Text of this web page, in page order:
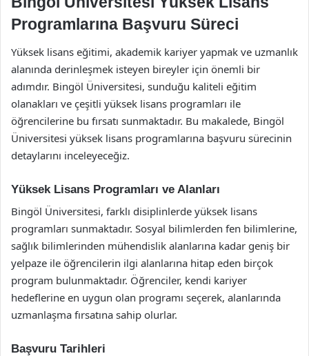
Programlarına Başvuru Süreci
Yüksek lisans eğitimi, akademik kariyer yapmak ve uzmanlık
alanında derinleşmek isteyen bireyler için önemli bir
adımdır. Bingöl Üniversitesi, sunduğu kaliteli eğitim
olanakları ve çeşitli yüksek lisans programları ile
öğrencilerine bu fırsatı sunmaktadır. Bu makalede, Bingöl
Üniversitesi yüksek lisans programlarına başvuru sürecinin
detaylarını inceleyeceğiz.
Yüksek Lisans Programları ve Alanları
Bingöl Üniversitesi, farklı disiplinlerde yüksek lisans
programları sunmaktadır. Sosyal bilimlerden fen bilimlerine,
sağlık bilimlerinden mühendislik alanlarına kadar geniş bir
yelpaze ile öğrencilerin ilgi alanlarına hitap eden birçok
program bulunmaktadır. Öğrenciler, kendi kariyer
hedeflerine en uygun olan programı seçerek, alanlarında
uzmanlaşma fırsatına sahip olurlar.
Başvuru Tarihleri